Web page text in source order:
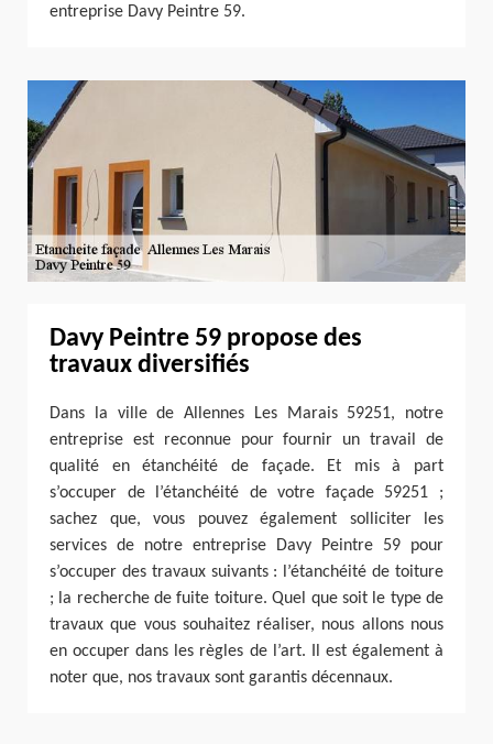
entreprise Davy Peintre 59.
Davy Peintre 59 propose des
travaux diversifiés
Dans la ville de Allennes Les Marais 59251, notre
entreprise est reconnue pour fournir un travail de
qualité en étanchéité de façade. Et mis à part
s’occuper de l’étanchéité de votre façade 59251 ;
sachez que, vous pouvez également solliciter les
services de notre entreprise Davy Peintre 59 pour
s’occuper des travaux suivants : l’étanchéité de toiture
; la recherche de fuite toiture. Quel que soit le type de
travaux que vous souhaitez réaliser, nous allons nous
en occuper dans les règles de l’art. Il est également à
noter que, nos travaux sont garantis décennaux.